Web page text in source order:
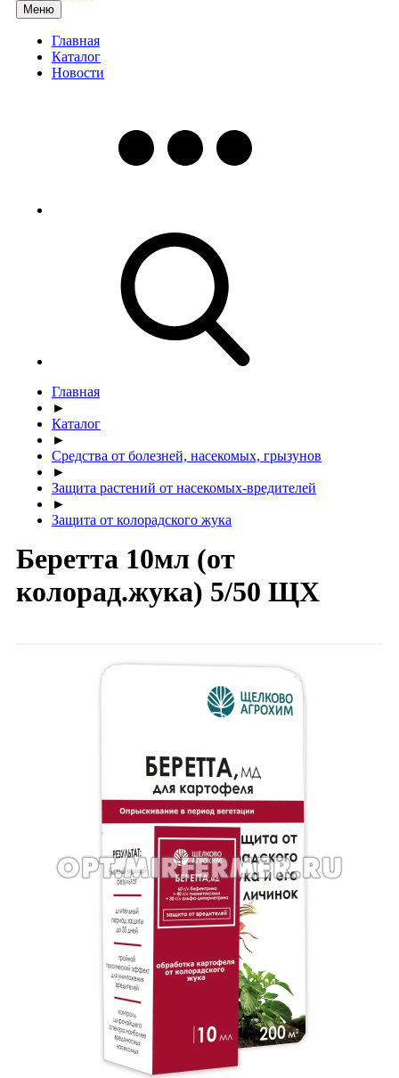
Меню
Главная
Каталог
Новости
Главная
►
Каталог
►
Средства от болезней, насекомых, грызунов
►
Защита растений от насекомых-вредителей
►
Защита от колорадского жука
Беретта 10мл (от
колорад.жука) 5/50 ЩХ